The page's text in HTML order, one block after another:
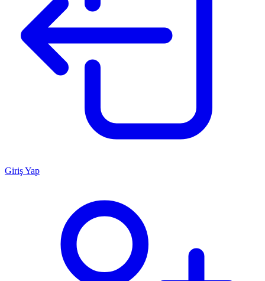
Giriş Yap